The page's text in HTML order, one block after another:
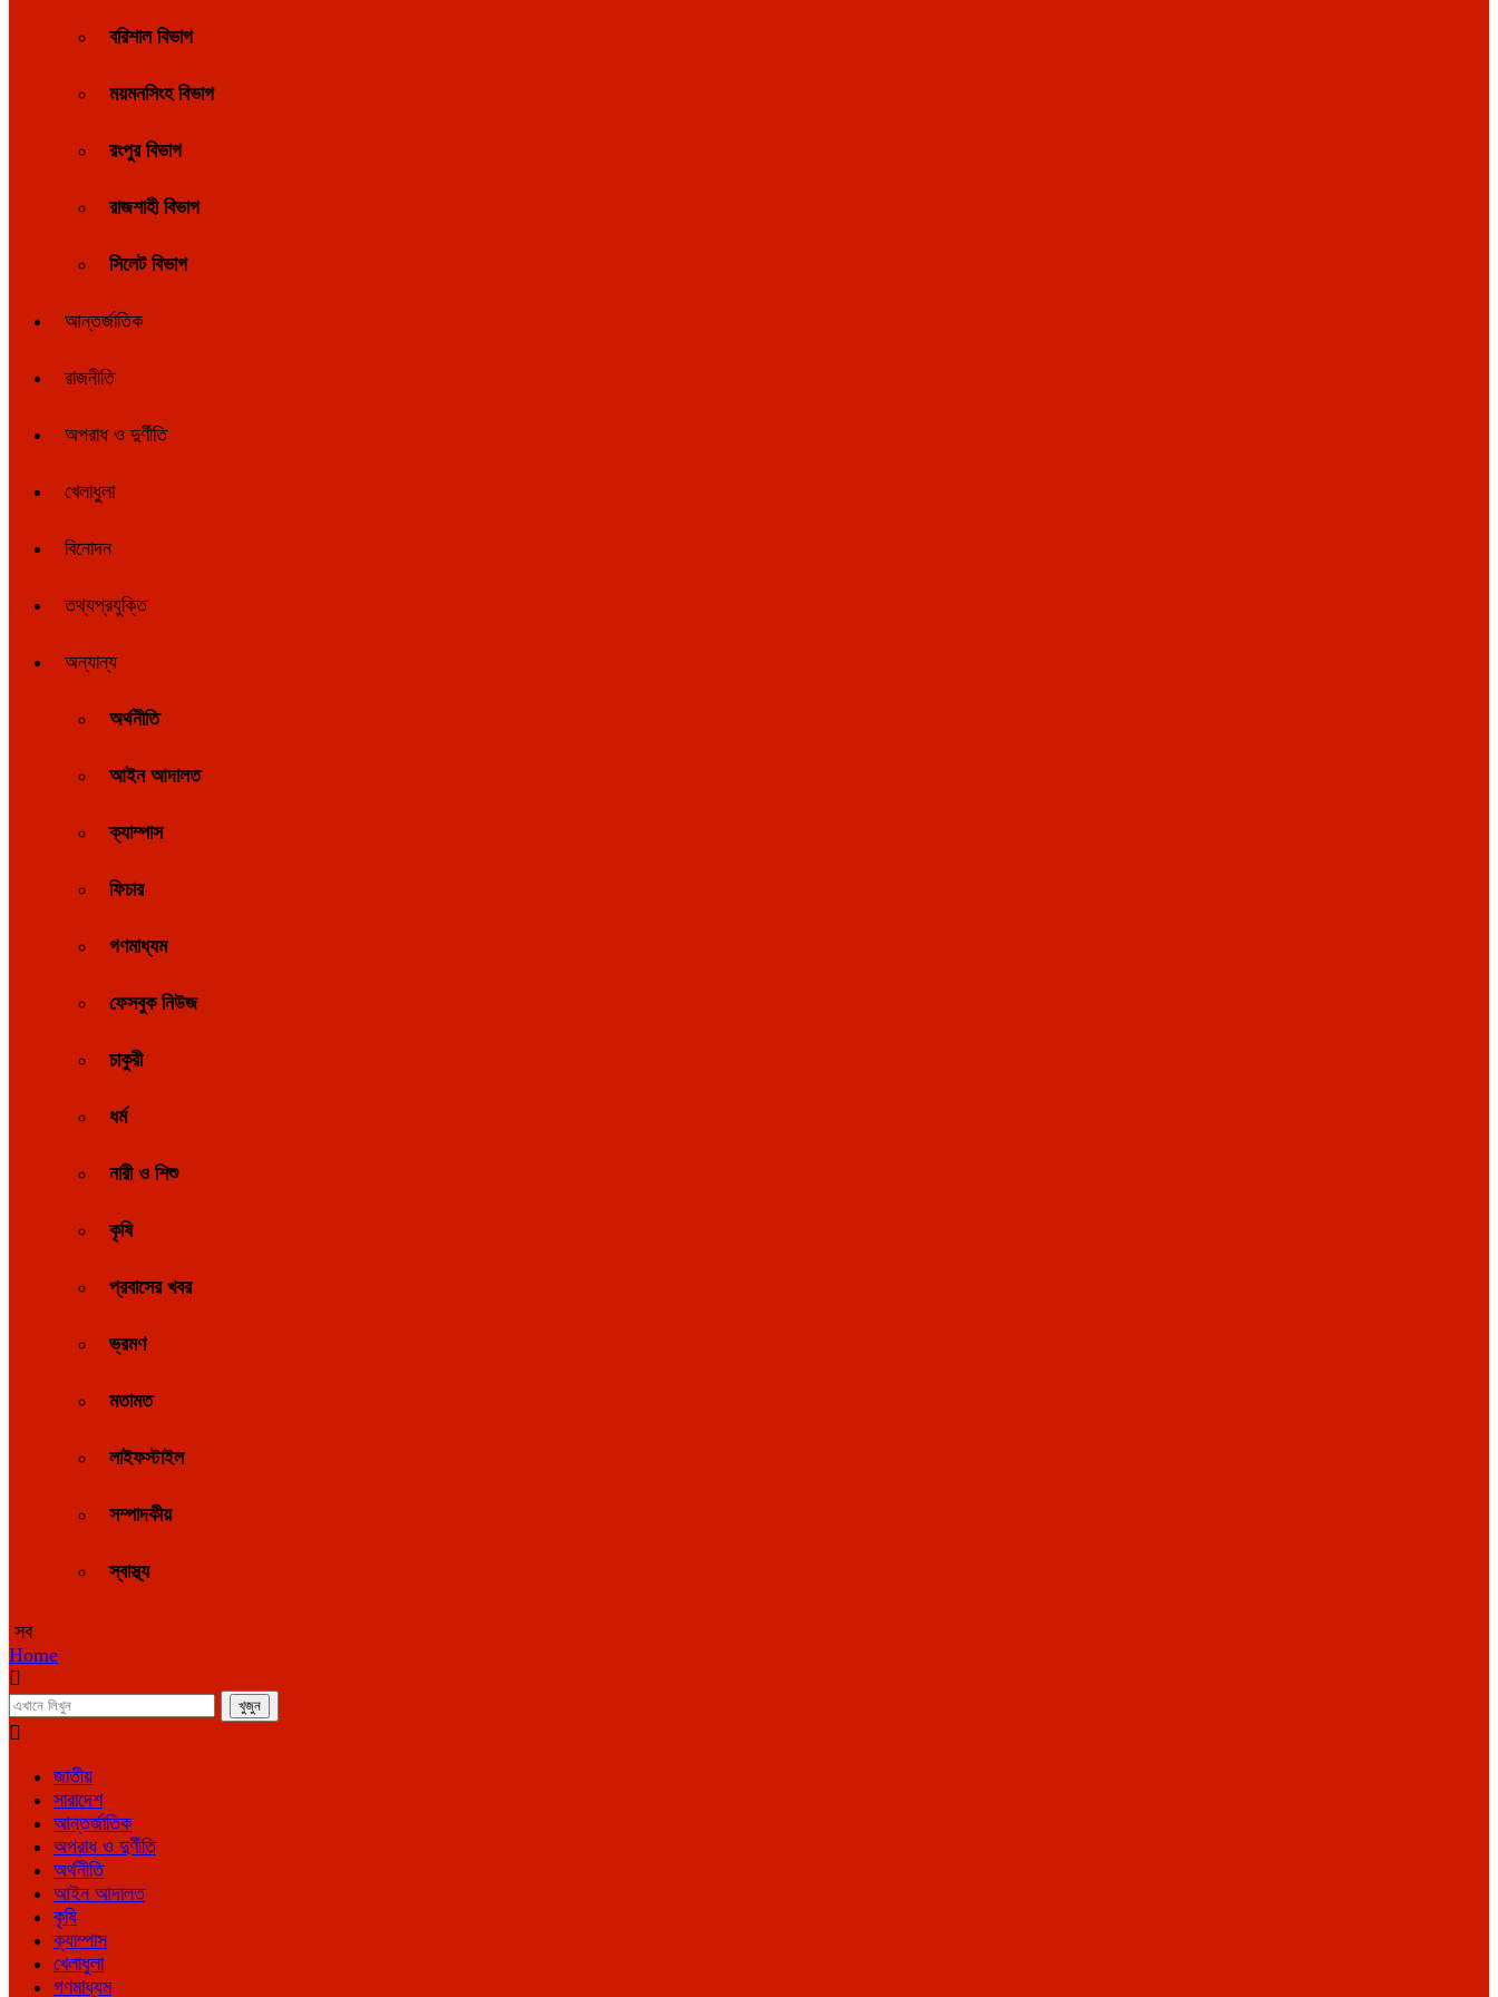
বরিশাল বিভাগ
ময়মনসিংহ বিভাগ
রংপুর বিভাগ
রাজশাহী বিভাগ
সিলেট বিভাগ
আন্তর্জাতিক
রাজনীতি
অপরাধ ও দুর্ণীতি
খেলাধুলা
বিনোদন
তথ্যপ্রযুক্তি
অন্যান্য
অর্থনীতি
আইন আদালত
ক্যাম্পাস
ফিচার
গণমাধ্যম
ফেসবুক নিউজ
চাকুরী
ধর্ম
নারী ও শিশু
কৃষি
প্রবাসের খবর
ভ্রমণ
মতামত
লাইফস্টাইল
সম্পাদকীয়
স্বাস্থ্য
সব
Home
জাতীয়
সারাদেশ
আন্তর্জাতিক
অপরাধ ও দুর্ণীতি
অর্থনীতি
আইন আদালত
কৃষি
ক্যাম্পাস
খেলাধুলা
গণমাধ্যম